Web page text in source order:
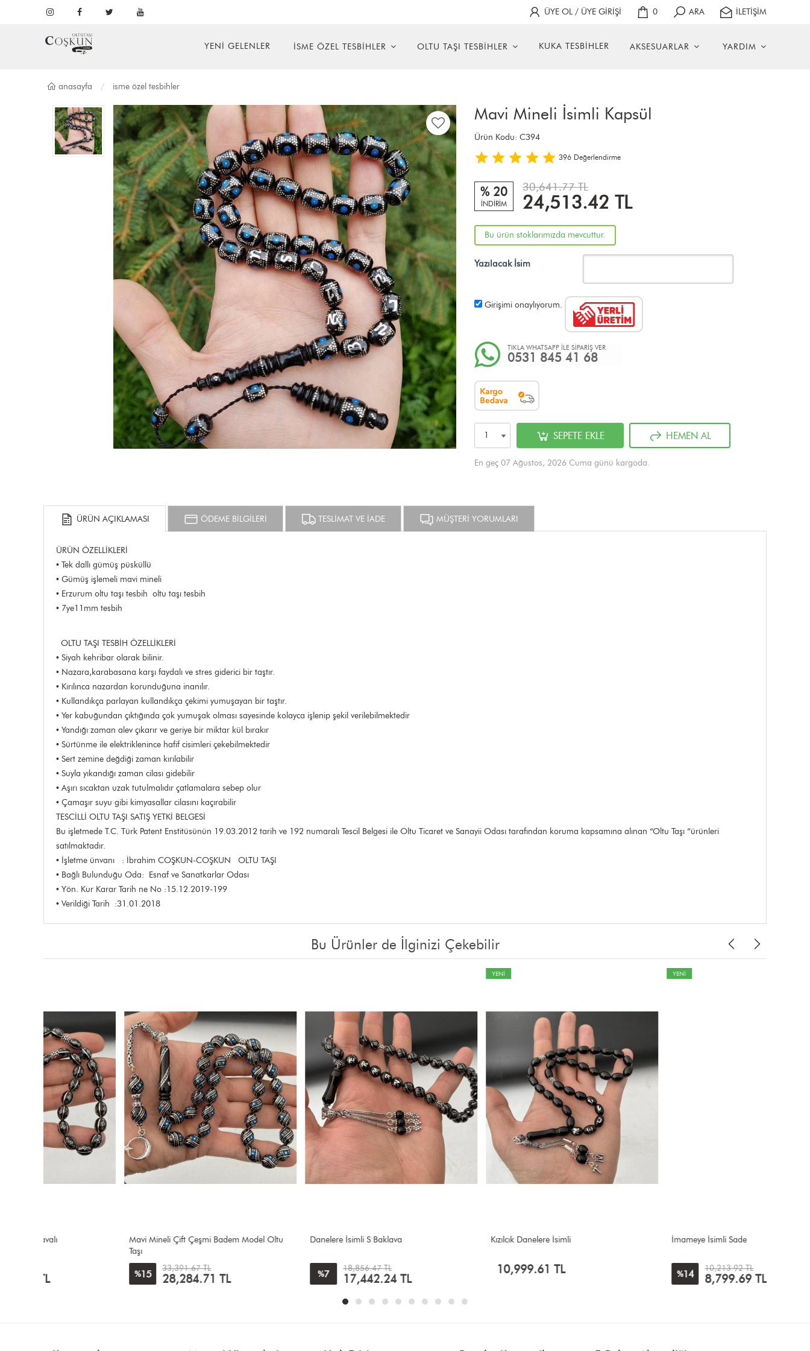
ÜYE OL / ÜYE GİRİŞİ 0 ARA İLETİŞİM
YENİ GELENLER İSME ÖZEL TESBİHLER OLTU TAŞI TESBİHLER KUKA TESBİHLER AKSESUARLAR YARDIM
anasayfa i̇sme özel tesbi̇hler
Mavi Mineli İsimli Kapsül
Ürün Kodu: C394
396 Değerlendirme
% 20
İNDİRİM
30,641.77 TL
24,513.42 TL
Bu ürün stoklarımızda mevcuttur.
Yazılacak İsim
Girişimi onaylıyorum.
TIKLA WHATSAPP İLE SİPARİŞ VER
0531 845 41 68
SEPETE EKLE HEMEN AL
En geç 07 Ağustos, 2026 Cuma günü kargoda.
ÜRÜN AÇIKLAMASI ÖDEME BİLGİLERİ TESLİMAT VE İADE MÜŞTERİ YORUMLARI
ÜRÜN ÖZELLİKLERİ
• Tek dallı gümüş püsküllü
• Gümüş işlemeli mavi mineli
• Erzurum oltu taşı tesbih oltu taşı tesbih
• 7ye11mm tesbih
OLTU TAŞI TESBİH ÖZELLİKLERİ
• Siyah kehribar olarak bilinir.
• Nazara,karabasana karşı faydalı ve stres giderici bir taştır.
• Kırılınca nazardan korunduğuna inanılır.
• Kullandıkça parlayan kullandıkça çekimi yumuşayan bir taştır.
• Yer kabuğundan çıktığında çok yumuşak olması sayesinde kolayca işlenip şekil verilebilmektedir
• Yandığı zaman alev çıkarır ve geriye bir miktar kül bırakır
• Sürtünme ile elektriklenince hafif cisimleri çekebilmektedir
• Sert zemine değdiği zaman kırılabilir
• Suyla yıkandığı zaman cilası gidebilir
• Aşırı sıcaktan uzak tutulmalıdır çatlamalara sebep olur
• Çamaşır suyu gibi kimyasallar cilasını kaçırabilir
TESCİLLİ OLTU TAŞI SATIŞ YETKİ BELGESİ
Bu işletmede T.C. Türk Patent Enstitüsünün 19.03.2012 tarih ve 192 numaralı Tescil Belgesi ile Oltu Ticaret ve Sanayii Odası tarafından koruma kapsamına alınan “Oltu Taşı “ürünleri
satılmaktadır.
• İşletme ünvanı : İbrahim COŞKUN-COŞKUN OLTU TAŞI
• Bağlı Bulunduğu Oda: Esnaf ve Sanatkarlar Odası
• Yön. Kur Karar Tarih ne No :15.12.2019-199
• Verildiği Tarih :31.01.2018
Bu Ürünler de İlginizi Çekebilir
Mavi Mineli Çift Çeşmi Badem Model Oltu
28,284.71TL
Danelere İsimli S Baklava
17,442.24TL
Kızılcık Danelere İsimli
TL